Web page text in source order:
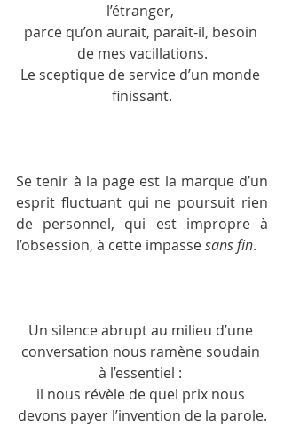
l’étranger,
parce qu’on aurait, paraît-il, besoin
de mes vacillations.
Le sceptique de service d’un monde
finissant.
Se tenir à la page est la marque d’un
esprit fluctuant qui ne poursuit rien
de personnel, qui est impropre à
l’obsession, à cette impasse sans fin.
Un silence abrupt au milieu d’une
conversation nous ramène soudain
à l’essentiel :
il nous révèle de quel prix nous
devons payer l’invention de la parole.